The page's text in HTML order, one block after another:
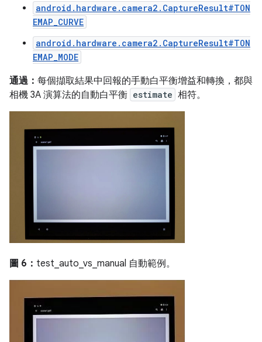
android.hardware.camera2.CaptureResult#TON
EMAP_CURVE
android.hardware.camera2.CaptureResult#TON
EMAP_MODE
通過： 每個擷取結果中回報的手動白平衡增益和轉換，都與
相機 3A 演算法的自動白平衡 estimate 相符。
圖 6： test_auto_vs_manual 自動範例。